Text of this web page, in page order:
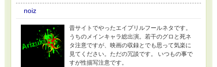
noiz
昔サイトでやったエイプリルフールネタです。
うちのメインキャラ総出演。若干のグロと死ネ
タ注意ですが、映画の収録とでも思って気楽に
見てください。ただの冗談です。 いつもの事で
すが性描写注意です。